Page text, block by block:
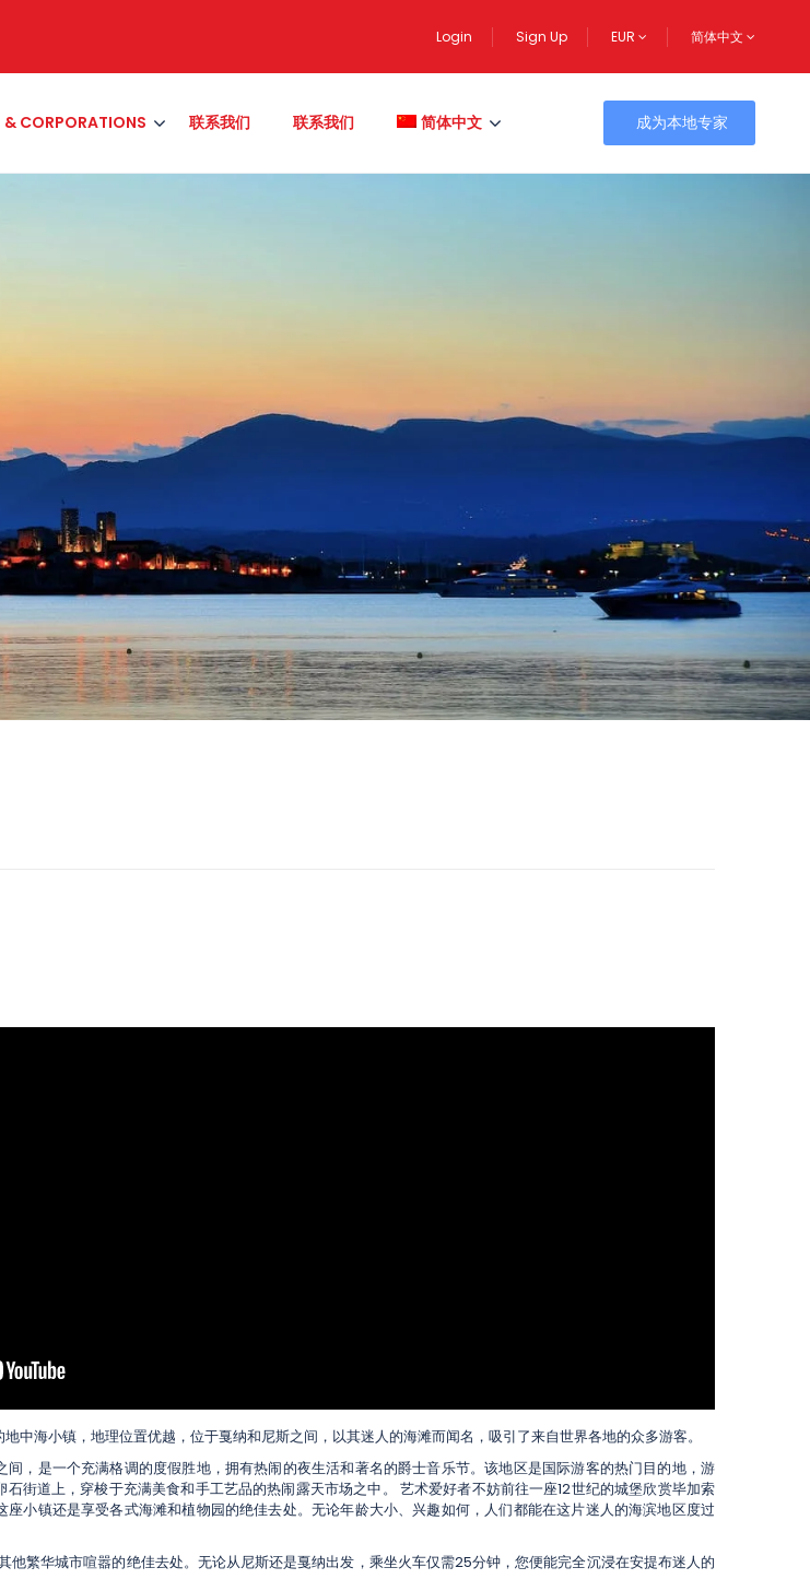
Login Sign Up EUR 简体中文
& CORPORATIONS 联系我们 联系我们 简体中文 成为本地专家
中海小镇，地理位置优越，位于戛纳和尼斯之间，以其迷人的海滩而闻名，吸引了来自世界各地的众多游客。
，是一个充满格调的度假胜地，拥有热闹的夜生活和著名的爵士音乐节。该地区是国际游客的热门目的地，游
街道上，穿梭于充满美食和手工艺品的热闹露天市场之中。 艺术爱好者不妨前往一座12世纪的城堡欣赏毕加索
小镇还是享受各式海滩和植物园的绝佳去处。无论年龄大小、兴趣如何，人们都能在这片迷人的海滨地区度过
他繁华城市喧嚣的绝佳去处。无论从尼斯还是戛纳出发，乘坐火车仅需25分钟，您便能完全沉浸在安提布迷人的